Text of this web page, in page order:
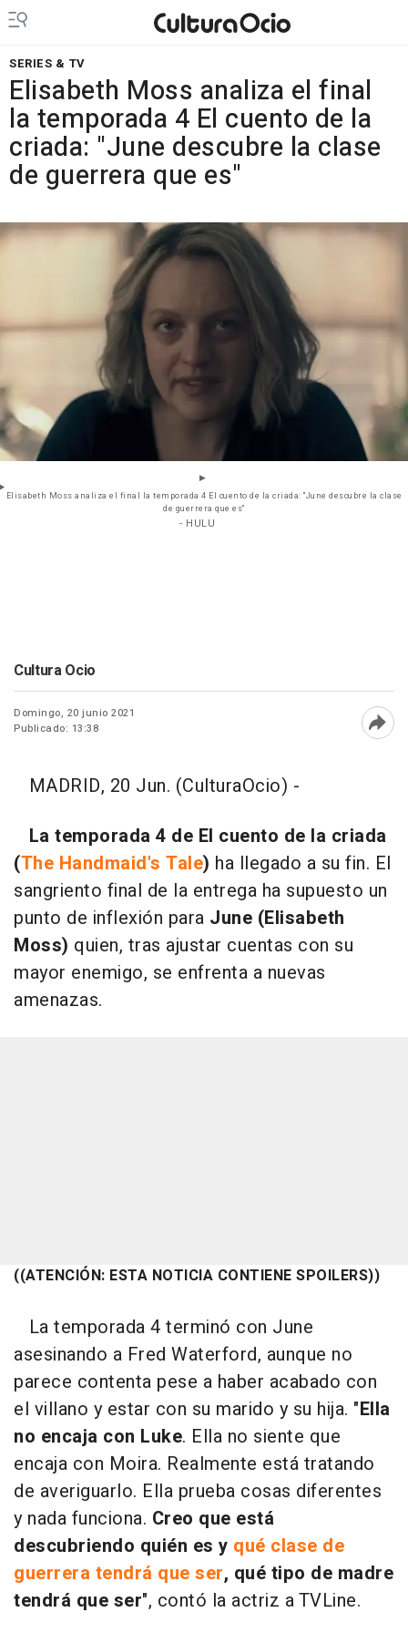
SERIES & TV
Elisabeth Moss analiza el final
la temporada 4 El cuento de la
criada: "June descubre la clase
de guerrera que es"
Elisabeth Moss analiza el final la temporada 4 El cuento de la criada: "June descubre la clase
de guerrera que es"
- HULU
Cultura Ocio
Domingo, 20 junio 2021
Publicado: 13:38
MADRID, 20 Jun. (CulturaOcio) -
La temporada 4 de El cuento de la criada
(The Handmaid's Tale) ha llegado a su fin. El
sangriento final de la entrega ha supuesto un
punto de inflexión para June (Elisabeth
Moss) quien, tras ajustar cuentas con su
mayor enemigo, se enfrenta a nuevas
amenazas.
((ATENCIÓN: ESTA NOTICIA CONTIENE SPOILERS))
La temporada 4 terminó con June
asesinando a Fred Waterford, aunque no
parece contenta pese a haber acabado con
el villano y estar con su marido y su hija. "Ella
no encaja con Luke. Ella no siente que
encaja con Moira. Realmente está tratando
de averiguarlo. Ella prueba cosas diferentes
y nada funciona. Creo que está
descubriendo quién es y qué clase de
guerrera tendrá que ser, qué tipo de madre
tendrá que ser", contó la actriz a TVLine.